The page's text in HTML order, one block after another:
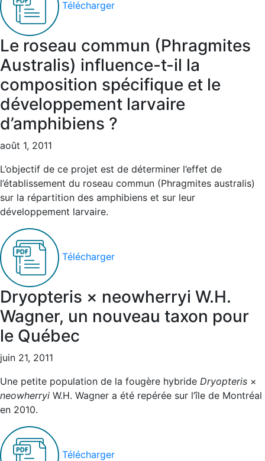
Télécharger
Le roseau commun (Phragmites
Australis) influence-t-il la
composition spécifique et le
développement larvaire
d’amphibiens ?
août 1, 2011
L’objectif de ce projet est de déterminer l’effet de
l’établissement du roseau commun (Phragmites australis)
sur la répartition des amphibiens et sur leur
développement larvaire.
Télécharger
Dryopteris × neowherryi W.H.
Wagner, un nouveau taxon pour
le Québec
juin 21, 2011
Une petite population de la fougère hybride Dryopteris ×
neowherryi W.H. Wagner a été repérée sur l’île de Montréal
en 2010.
Télécharger